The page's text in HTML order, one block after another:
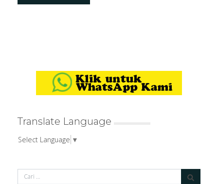
Translate Language
Select Language ▼